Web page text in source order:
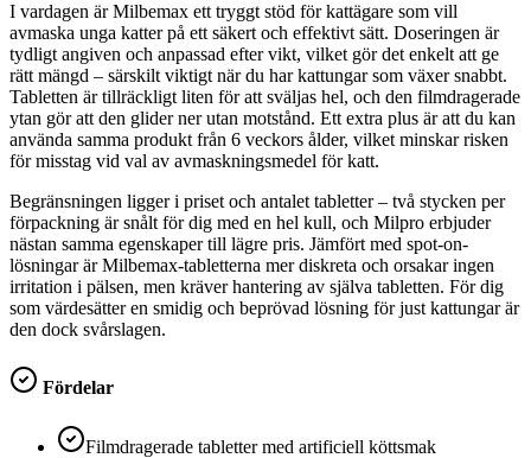
I vardagen är Milbemax ett tryggt stöd för kattägare som vill
avmaska unga katter på ett säkert och effektivt sätt. Doseringen är
tydligt angiven och anpassad efter vikt, vilket gör det enkelt att ge
rätt mängd – särskilt viktigt när du har kattungar som växer snabbt.
Tabletten är tillräckligt liten för att sväljas hel, och den filmdragerade
ytan gör att den glider ner utan motstånd. Ett extra plus är att du kan
använda samma produkt från 6 veckors ålder, vilket minskar risken
för misstag vid val av avmaskningsmedel för katt.
Begränsningen ligger i priset och antalet tabletter – två stycken per
förpackning är snålt för dig med en hel kull, och Milpro erbjuder
nästan samma egenskaper till lägre pris. Jämfört med spot-on-
lösningar är Milbemax-tabletterna mer diskreta och orsakar ingen
irritation i pälsen, men kräver hantering av själva tabletten. För dig
som värdesätter en smidig och beprövad lösning för just kattungar är
den dock svårslagen.
Fördelar
Filmdragerade tabletter med artificiell köttsmak